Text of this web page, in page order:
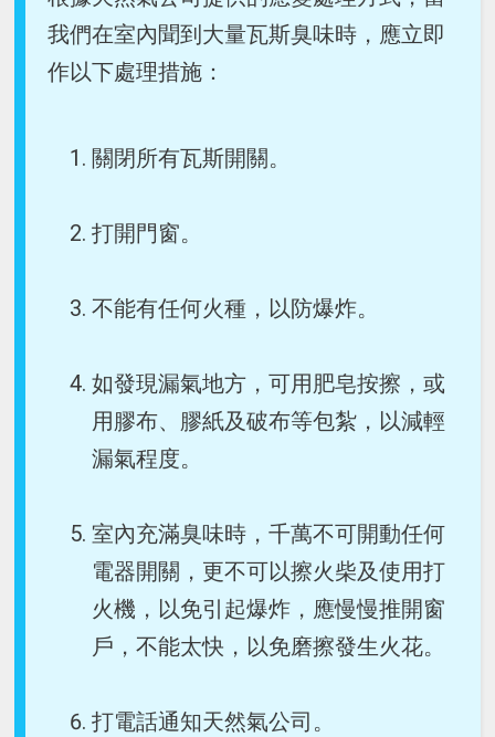
我們在室內聞到大量瓦斯臭味時，應立即
作以下處理措施：
關閉所有瓦斯開關。
打開門窗。
不能有任何火種，以防爆炸。
如發現漏氣地方，可用肥皂按擦，或
用膠布、膠紙及破布等包紮，以減輕
漏氣程度。
室內充滿臭味時，千萬不可開動任何
電器開關，更不可以擦火柴及使用打
火機，以免引起爆炸，應慢慢推開窗
戶，不能太快，以免磨擦發生火花。
打電話通知天然氣公司。